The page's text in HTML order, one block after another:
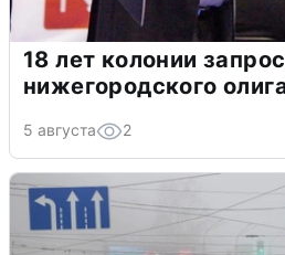
18 лет колонии
нижегородского
5 августа 2